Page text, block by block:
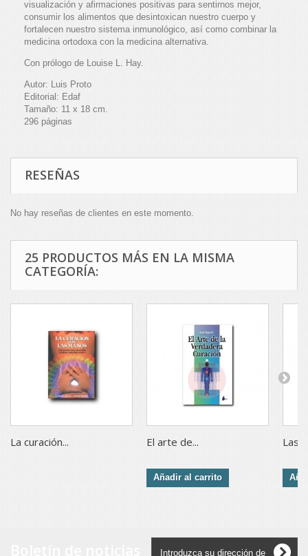
visualización y afirmaciones positivas para sentirnos mejor,
consumir los alimentos que desintoxican nuestro cuerpo y
fortalecen nuestro sistema inmunológico, así como combinar la
medicina ortodoxa con la medicina alternativa.
Con prólogo de Louise L. Hay.
Autor: Luis Proto
Editorial: Edaf
Tamaño: 11 x 18 cm.
296 páginas
RESEÑAS
No hay reseñas de clientes en este momento.
25 PRODUCTOS MÁS EN LA MISMA
CATEGORÍA:
La curación... El arte de...
Añadir al carrito
Las...